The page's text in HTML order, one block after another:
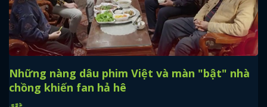
Những nàng dâu phim Việt và màn "bật" nhà
chồng khiến fan hả hê